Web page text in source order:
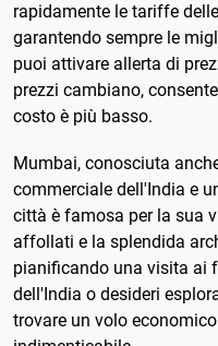
rapidamente le tariffe
garantendo sempre le
puoi attivare allerta di
prezzi cambiano,
costo è più basso.
Mumbai, conosciuta
commerciale dell'India e
città è famosa per la sua
affollati e la splendida
pianificando una visita ai
dell'India o desideri
trovare un volo